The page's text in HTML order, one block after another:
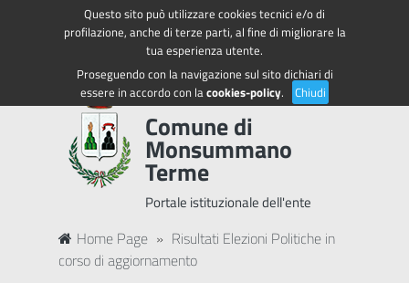
Questo sito può utilizzare cookies tecnici e/o di
profilazione, anche di terze parti, al fine di migliorare la
tua esperienza utente.
Proseguendo con la navigazione sul sito dichiari di
essere in accordo con lacookies-policy. Chiudi
Regione Toscana Accedi ai servizi
Comune di
Monsummano
Terme
Portale istituzionale dell'ente
Home Page » Risultati Elezioni Politiche in
corso di aggiornamento